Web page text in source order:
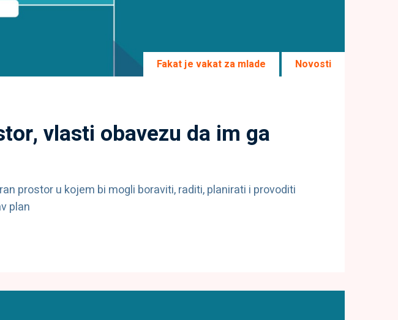
Fakat je vakat za mlade Novosti
vlasti obavezu da im ga
prostor u kojem bi mogli boraviti, raditi, planirati i provoditi
plan